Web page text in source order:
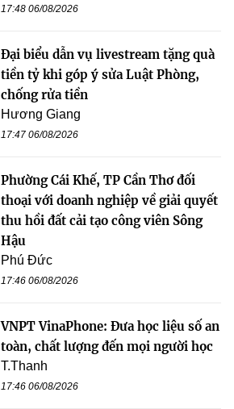
17:48 06/08/2026
Đại biểu dẫn vụ livestream tặng quà
tiền tỷ khi góp ý sửa Luật Phòng,
chống rửa tiền
Hương Giang
17:47 06/08/2026
Phường Cái Khế, TP Cần Thơ đối
thoại với doanh nghiệp về giải quyết
thu hồi đất cải tạo công viên Sông
Hậu
Phú Đức
17:46 06/08/2026
VNPT VinaPhone: Đưa học liệu số an
toàn, chất lượng đến mọi người học
T.Thanh
17:46 06/08/2026